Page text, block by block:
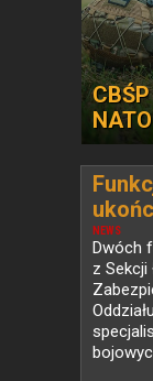
NATO
NEWS
Dwóch
z Sekcji